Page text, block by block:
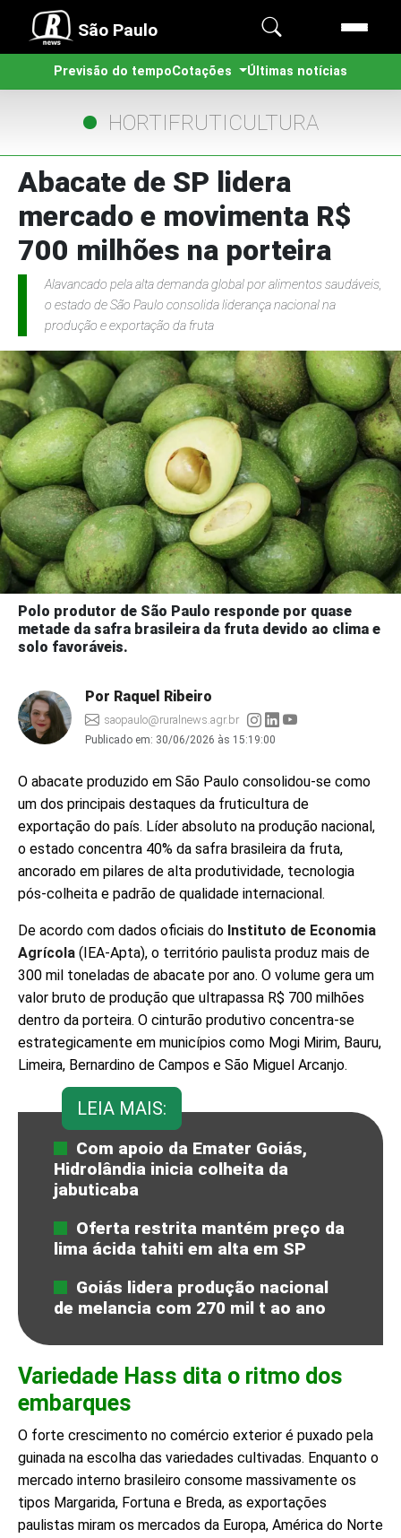
São Paulo
Previsão do tempoCotações Últimas notícias
HORTIFRUTICULTURA
Abacate de SP lidera
mercado e movimenta R$
700 milhões na porteira
Alavancado pela alta demanda global por alimentos saudáveis,
o estado de São Paulo consolida liderança nacional na
produção e exportação da fruta
Polo produtor de São Paulo responde por quase
metade da safra brasileira da fruta devido ao clima e
solo favoráveis.
Por Raquel Ribeiro
saopaulo@ruralnews.agr.br
Publicado em: 30/06/2026 às 15:19:00
O abacate produzido em São Paulo consolidou-se como
um dos principais destaques da fruticultura de
exportação do país. Líder absoluto na produção nacional,
o estado concentra 40% da safra brasileira da fruta,
ancorado em pilares de alta produtividade, tecnologia
pós-colheita e padrão de qualidade internacional.
De acordo com dados oficiais do Instituto de Economia
Agrícola (IEA-Apta), o território paulista produz mais de
300 mil toneladas de abacate por ano. O volume gera um
valor bruto de produção que ultrapassa R$ 700 milhões
dentro da porteira. O cinturão produtivo concentra-se
estrategicamente em municípios como Mogi Mirim, Bauru,
Limeira, Bernardino de Campos e São Miguel Arcanjo.
LEIA MAIS:
Com apoio da Emater Goiás,
Hidrolândia inicia colheita da
jabuticaba
Oferta restrita mantém preço da
lima ácida tahiti em alta em SP
Goiás lidera produção nacional
de melancia com 270 mil t ao ano
Variedade Hass dita o ritmo dos
embarques
O forte crescimento no comércio exterior é puxado pela
guinada na escolha das variedades cultivadas. Enquanto o
mercado interno brasileiro consome massivamente os
tipos Margarida, Fortuna e Breda, as exportações
paulistas miram os mercados da Europa, América do Norte